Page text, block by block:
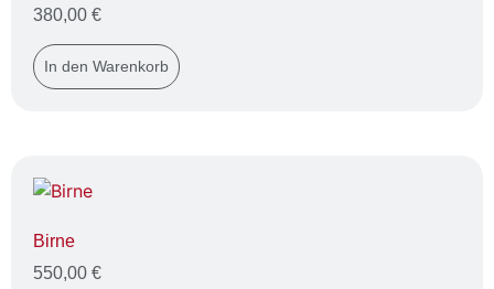
380,00 €
In den Warenkorb
Birne
550,00 €